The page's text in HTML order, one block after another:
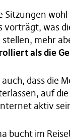
Sitzungen
vorträgt, was
mehr
als die
dass die
auf
aktiv
bucht im